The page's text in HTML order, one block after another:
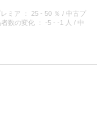
ミア ： 25 - 50 ％ / 中古プ
者数の変化 ： -5 - -1 人 / 中